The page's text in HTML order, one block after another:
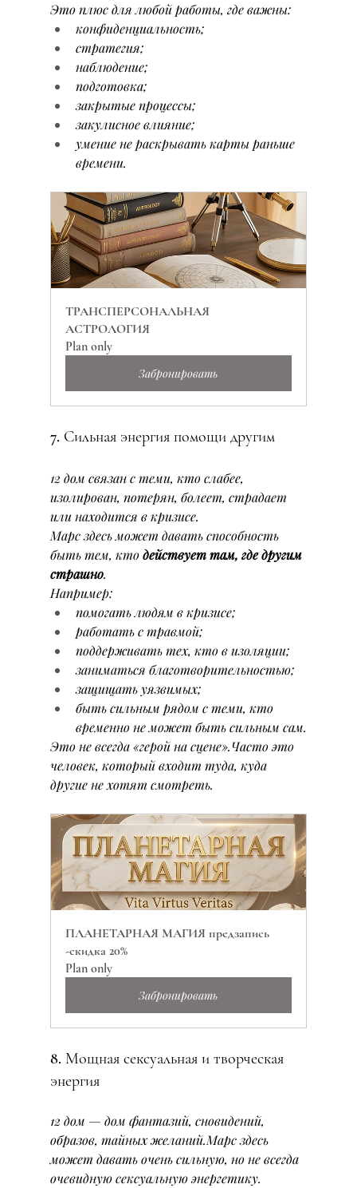
Это плюс для любой работы, где важны:
конфиденциальность;
стратегия;
наблюдение;
подготовка;
закрытые процессы;
закулисное влияние;
умение не раскрывать карты раньше
времени.
ТРАНСПЕРСОНАЛЬНАЯ
АСТРОЛОГИЯ
Plan only
Забронировать
7. Сильная энергия помощи другим
12 дом связан с теми, кто слабее,
изолирован, потерян, болеет, страдает
или находится в кризисе.
Марс здесь может давать способность
быть тем, кто действует там, где другим
страшно.
Например:
помогать людям в кризисе;
работать с травмой;
поддерживать тех, кто в изоляции;
заниматься благотворительностью;
защищать уязвимых;
быть сильным рядом с теми, кто
временно не может быть сильным сам.
Это не всегда «герой на сцене».Часто это
человек, который входит туда, куда
другие не хотят смотреть.
ПЛАНЕТАРНАЯ МАГИЯ предзапись
-скидка 20%
Plan only
Забронировать
8. Мощная сексуальная и творческая
энергия
12 дом — дом фантазий, сновидений,
образов, тайных желаний.Марс здесь
может давать очень сильную, но не всегда
очевидную сексуальную энергетику.